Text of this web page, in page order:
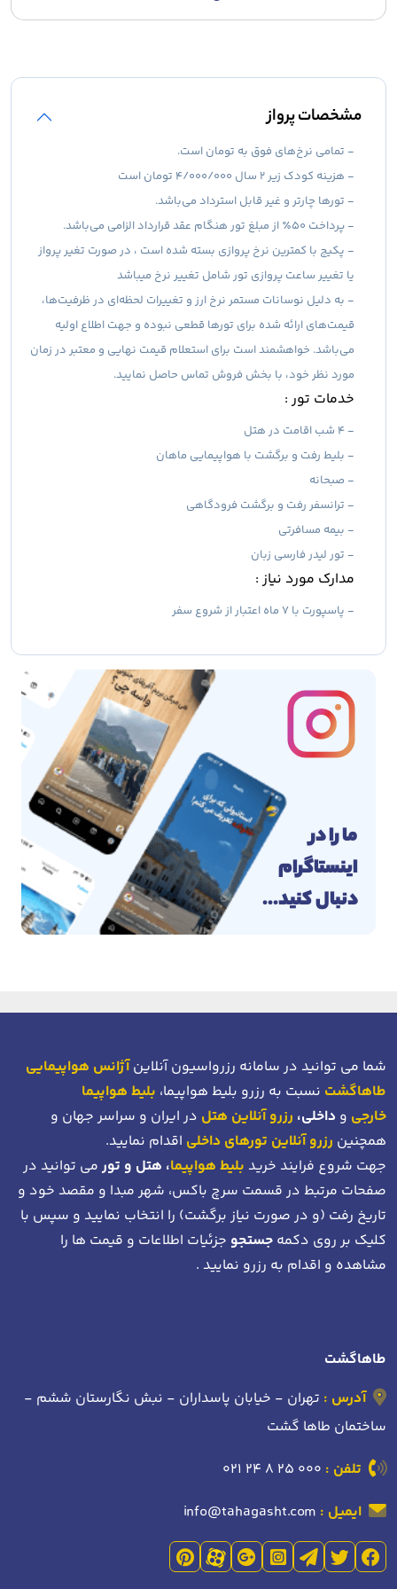
مشخصات پرواز
- تمامی نرخ‌های فوق به تومان است.
- هزینه کودک زیر 2 سال 4/000/000 تومان است
- تورها چارتر و غیر قابل استرداد می‌باشد.
- پرداخت 50٪ از مبلغ تور هنگام عقد قرارداد الزامی می‌باشد.
- پکیج با کمترین نرخ پروازی بسته شده است ، در صورت تغیر پرواز
یا تغییر ساعت پروازی تور شامل تغییر نرخ میباشد
- به دلیل نوسانات مستمر نرخ ارز و تغییرات لحظه‌ای در ظرفیت‌ها،
قیمت‌های ارائه شده برای تورها قطعی نبوده و جهت اطلاع اولیه
می‌باشد. خواهشمند است برای استعلام قیمت نهایی و معتبر در زمان
مورد نظر خود، با بخش فروش تماس حاصل نمایید.
خدمات تور :
- 4 شب اقامت در هتل
- بلیط رفت و برگشت با هواپیمایی ماهان
- صبحانه
- ترانسفر رفت و برگشت فرودگاهی
- بیمه مسافرتی
- تور لیدر فارسی زبان
مدارک مورد نیاز :
- پاسپورت با ۷ ماه اعتبار از شروع سفر
ما را در
اینستاگرام
دنبال کنید...
شما می توانید در سامانه رزرواسیون آنلاینآژانس هواپیمایی
طاهاگشت نسبت به رزرو بلیط هواپیما، بلیط هواپیما
خارجی و داخلی، رزرو آنلاین هتل در ایران و سراسر جهان و
همچنین رزرو آنلاین تورهای داخلی اقدام نمایید.
جهت شروع فرایند خرید بلیط هواپیما، هتل و تورمی توانید در
صفحات مرتبط در قسمت سرچ باکس، شهر مبدا و مقصد خود و
تاریخ رفت (و در صورت نیاز برگشت) را انتخاب نمایید و سپس با
کلیک بر روی دکمه جستجو جزئیات اطلاعات و قیمت ها را
مشاهده و اقدام به رزرو نمایید .
طاهاگشت
آدرس : تهران - خیابان پاسداران - نبش نگارستان ششم -
ساختمان طاها گشت
تلفن : 021 24 8 25 000
ایمیل : info@tahagasht.com